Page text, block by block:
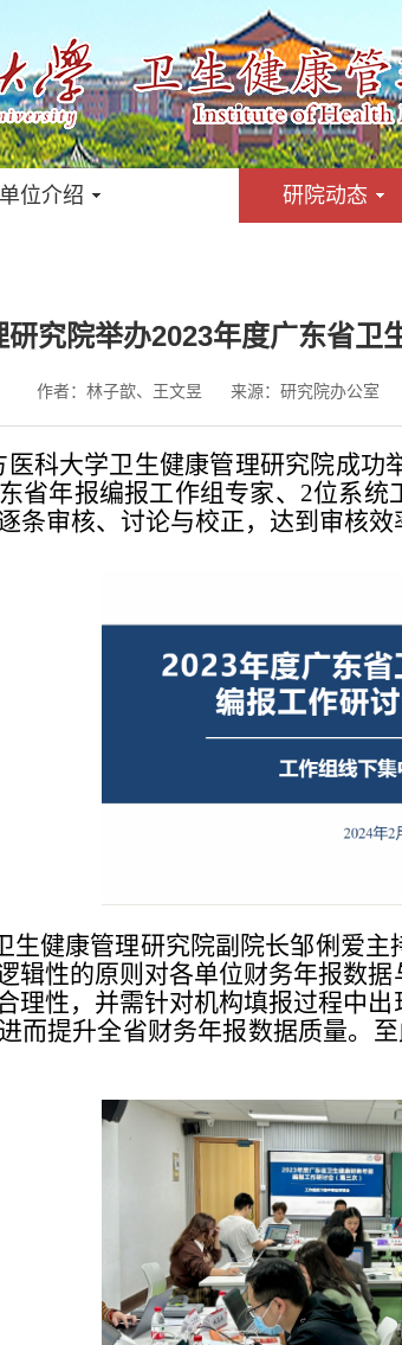
单位介绍 研院动态
究院举办2023年度广东省卫
作者： 林子歆、王文昱 来源： 研究院办公室
医科大学卫生健康管理研究院成
省年报编报工作组专家、2位系
条审核、讨论与校正，达到审核效
生健康管理研究院副院长邹俐爱
辑性的原则对各单位财务年报数
理性，并需针对机构填报过程中
而提升全省财务年报数据质量。